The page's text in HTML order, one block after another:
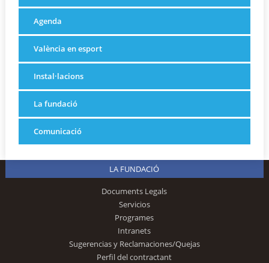
Agenda
València en esport
Instal·lacions
La fundació
Comunicació
LA FUNDACIÓ
Documents Legals
Servicios
Programes
Intranets
Sugerencias y Reclamaciones/Quejas
Perfil del contractant